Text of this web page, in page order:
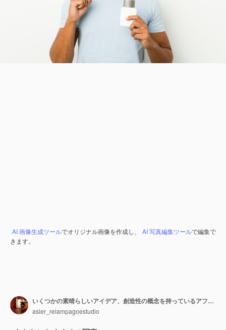
AI 画像生成ツールでオリジナル画像を作成し、 AI 写真編集ツールで編集で
きます。
いくつかの素晴らしいアイデア、創造性の概念を持っているアフターシェービングクリームを持っている若い南アジア人。
asier_relampagoestudio